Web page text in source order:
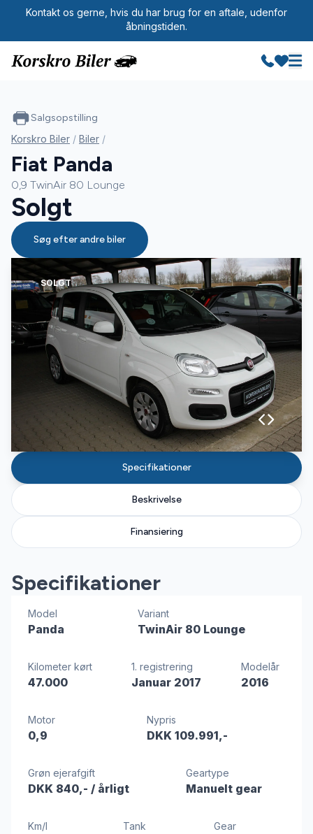
Kontakt os gerne, hvis du har brug for en aftale, udenfor
åbningstiden.
SOLGT
Specifikationer
Beskrivelse
Finansiering
Specifikationer
Model
Panda
Variant
TwinAir 80 Lounge
Kilometer kørt
47.000
1. registrering
Januar 2017
Modelår
2016
Motor
0,9
Nypris
DKK 109.991,-
Grøn ejerafgift
DKK 840,- / årligt
Geartype
Manuelt gear
Km/l Tank Gear
Salgsopstilling
Korskro Biler / Biler /
Fiat Panda
0,9 TwinAir 80 Lounge
Solgt
Søg efter andre biler